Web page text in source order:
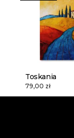
Toskania
79,00 zł